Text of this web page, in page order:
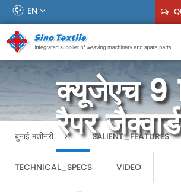
EN
क्यूजेएच 9
रैपर
बुनाई मशीनरी SALIENT_FEATURES
TECHNICAL_SPECS VIDEO